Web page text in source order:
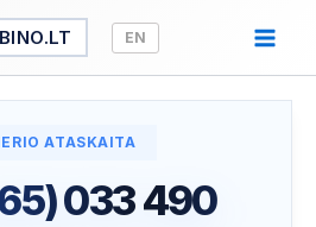
EN
ATASKAITA
033 490